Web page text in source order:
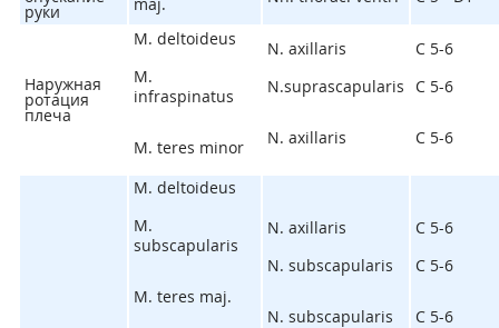
руки
Наружная
ротация
плеча
M. deltoideus
M.
infraspinatus
M. teres minor
N. axillaris
N.suprascapularis
N. axillaris
C 5-6
C 5-6
C 5-6
M. deltoideus
M.
subscapularis
M. teres maj.
N. axillaris
N. subscapularis
N. subscapularis
C 5-6
C 5-6
C 5-6